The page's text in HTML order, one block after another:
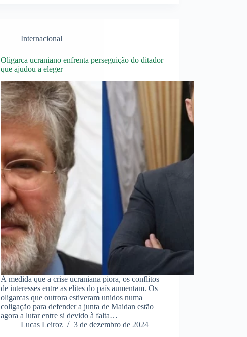
Internacional
Oligarca ucraniano enfrenta perseguição do ditador
que ajudou a eleger
À medida que a crise ucraniana piora, os conflitos
de interesses entre as elites do país aumentam. Os
oligarcas que outrora estiveram unidos numa
coligação para defender a junta de Maidan estão
agora a lutar entre si devido à falta…
Lucas Leiroz
3 de dezembro de 2024